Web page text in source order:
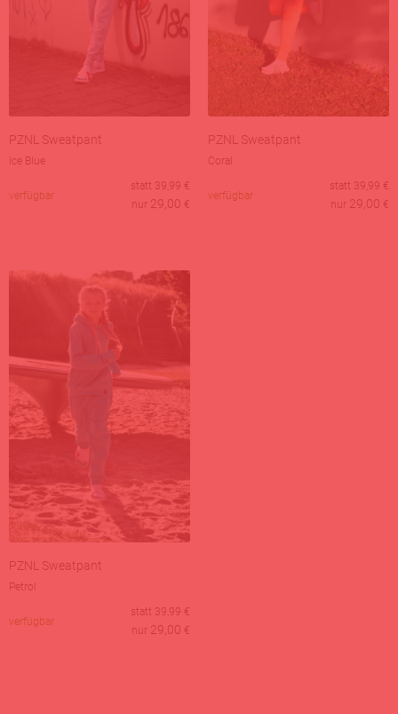
PZNL Sweatpant
Ice Blue
verfügbar
statt 39,99 €
nur 29,00 €
PZNL Sweatpant
Coral
verfügbar
statt 39,99 €
nur 29,00 €
PZNL Sweatpant
Petrol
verfügbar
statt 39,99 €
nur 29,00 €